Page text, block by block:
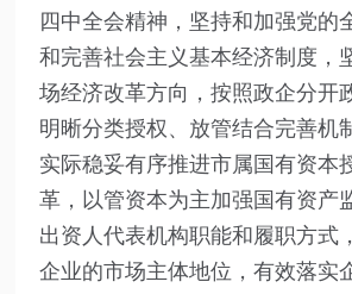
四中全会精神，坚持和加强党的
和完善社会主义基本经济制度，
场经济改革方向，按照政企分开
明晰分类授权、放管结合完善机
实际稳妥有序推进市属国有资本
革，以管资本为主加强国有资产
出资人代表机构职能和履职方式
企业的市场主体地位，有效落实